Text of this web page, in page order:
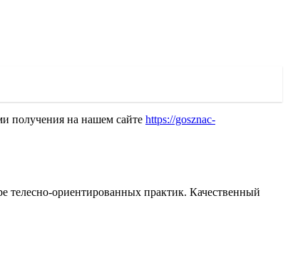
получения на нашем сайте https://gosznac-
телесно-ориентированных практик. Качественный